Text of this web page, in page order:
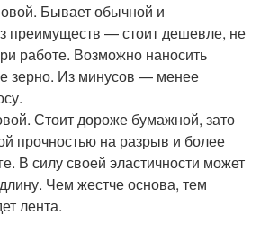
Бывает обычной и
преимуществ — стоит дешевле, не
работе. Возможно наносить
зерно. Из минусов — менее
Стоит дороже бумажной, зато
прочностью на разрыв и более
В силу своей эластичности может
Чем жестче основа, тем
лента.